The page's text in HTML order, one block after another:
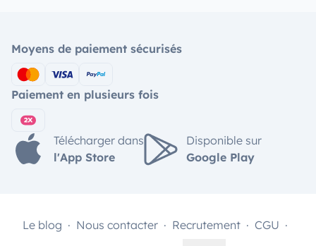
Moyens de paiement sécurisés
Paiement en plusieurs fois
Télécharger dans
l'App Store
Disponible sur
Google Play
Le blog Nous contacter Recrutement
CGU